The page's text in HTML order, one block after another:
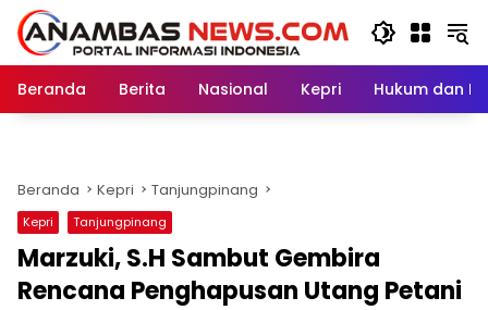
Langsung
konten
Beranda
Berita Nasional Kepri Hukum dan
Beranda Kepri Tanjungpinang
Kepri Tanjungpinang
Marzuki, S.H Sambut Gembira
Rencana Penghapusan Utang Petani